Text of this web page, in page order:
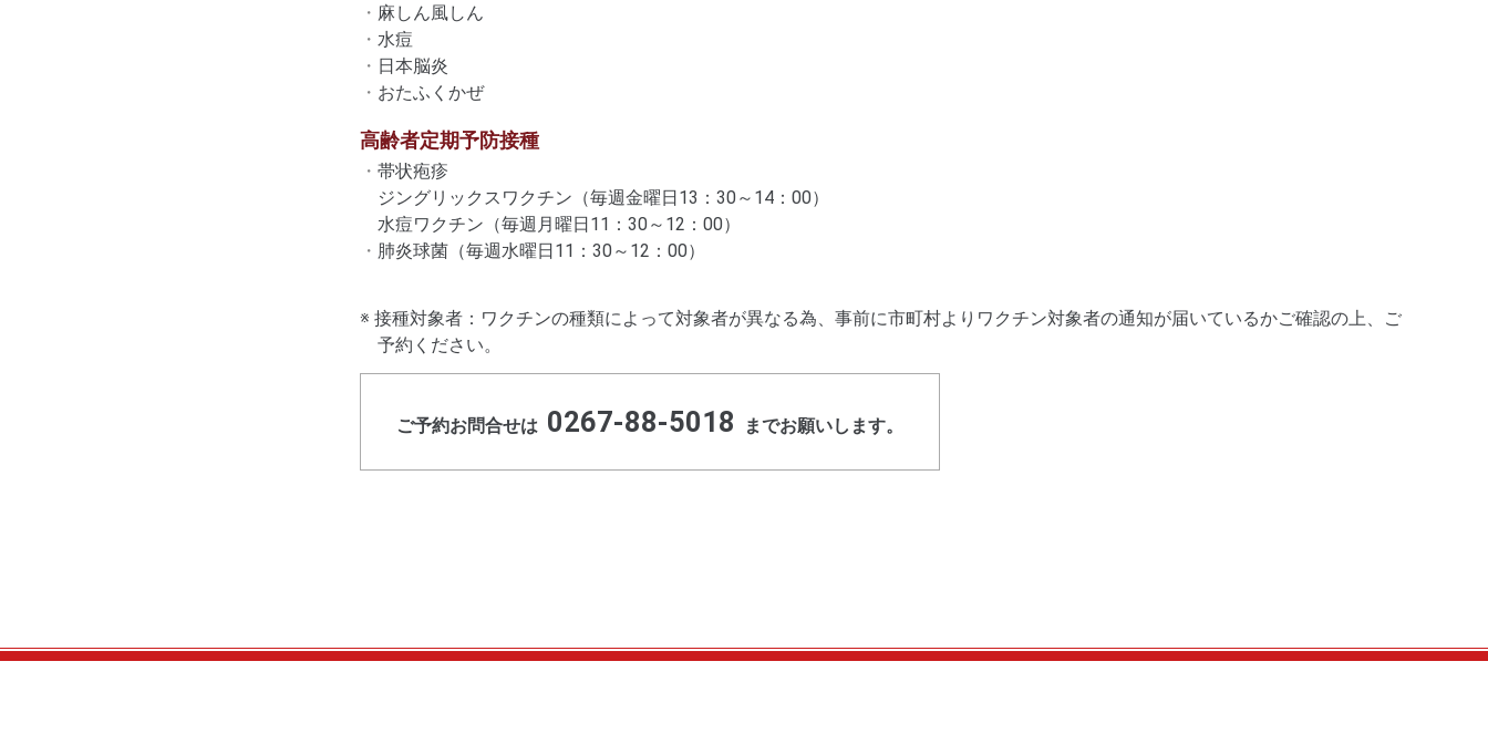
麻しん風しん
水痘
日本脳炎
おたふくかぜ
高齢者定期予防接種
帯状疱疹
ジングリックスワクチン（毎週金曜日13：30～14：00）
水痘ワクチン（毎週月曜日11：30～12：00）
肺炎球菌（毎週水曜日11：30～12：00）
接種対象者：ワクチンの種類によって対象者が異なる為、事前に市町村よりワクチン対象者の通知が届いているかご確認の上、ご
予約ください。
ご予約お問合せは 0267-88-5018 までお願いします。